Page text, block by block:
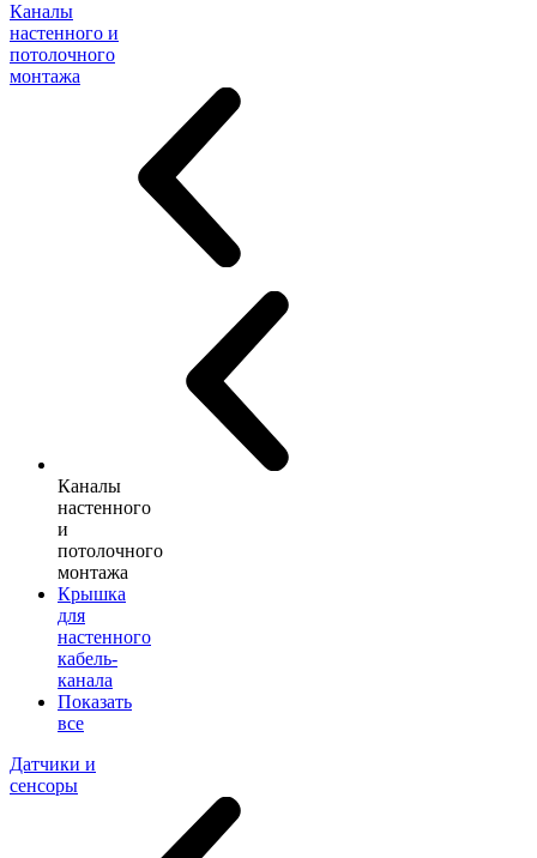
Каналы
настенного и
потолочного
монтажа
Каналы
настенного
и
потолочного
монтажа
Крышка
для
настенного
кабель-
канала
Показать
все
Датчики и
сенсоры